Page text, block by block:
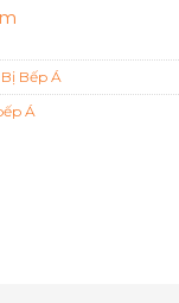
Bếp Á
Á